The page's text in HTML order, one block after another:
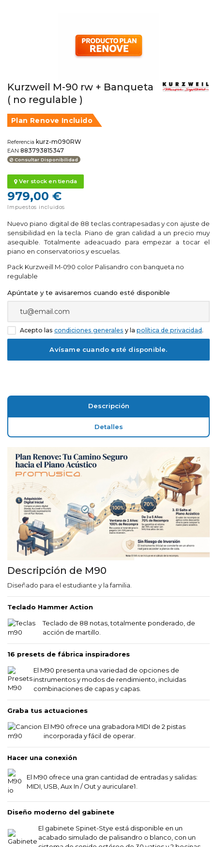
Kurzweil M-90 rw + Banqueta
( no regulable )
Plan Renove Incluido
Referencia kurz-m090RW
EAN 883793815347
Consultar Disponibilidad
Ver stock en tienda
979,00 €
Impuestos incluidos
Nuevo piano digital de 88 teclas contrapesadas y con ajuste de
sensibilidad en la tecla. Piano de gran calidad a un precio muy
asequible. Totalmente adeacuado para empezar a tocar el
piano en conservatorios y escuelas.
Pack Kurzweill M-090 color Palisandro con banqueta no
regulable
Apúntate y te avisaremos cuando esté disponible
Acepto las condiciones generales y la política de privacidad .
Descripción
Detalles
Descripción de M90
Diseñado para el estudiante y la familia.
Teclado Hammer Action
Teclado de 88 notas, totalmente ponderado, de
acción de martillo.
16 presets de fábrica inspiradores
El M90 presenta una variedad de opciones de
instrumentos y modos de rendimiento, incluidas
combinaciones de capas y capas.
Graba tus actuaciones
El M90 ofrece una grabadora MIDI de 2 pistas
incorporada y fácil de operar.
Hacer una conexión
El M90 ofrece una gran cantidad de entradas y salidas:
MIDI, USB, Aux In / Out y auriculare1.
Diseño moderno del gabinete
El gabinete Spinet-Stye está disponible en un
acabado simulado de palisandro o blanco, con un